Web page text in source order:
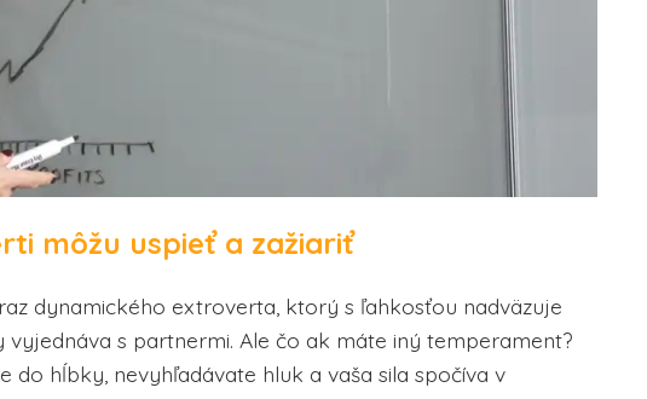
môžu uspieť a zažiariť
dynamického extroverta, ktorý s ľahkosťou nadväzuje
s partnermi. Ale čo ak máte iný temperament?
hĺbky, nevyhľadávate hluk a vaša sila spočíva v